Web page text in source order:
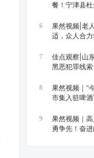
餐！宁津县
6
果然视频|老
适，众人合
7
佳点观察|山
黑恶犯罪线
8
果然视频｜“
市集入驻啤
9
果然视频｜
勇争先！奋